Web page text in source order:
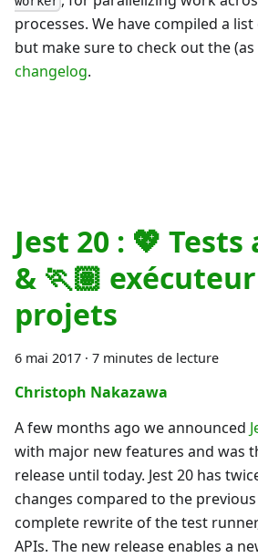
processes. We have compiled a
but make sure to check out the (as
changelog.
Jest 20 : 💖
& 🏃🏽
projets
6 mai 2017 · 7 minutes de lecture
Christoph Nakazawa
A few months ago we announced
with major new features and was
release until today. Jest 20 has
changes compared to the
complete rewrite of the test
APIs. The new release enables a